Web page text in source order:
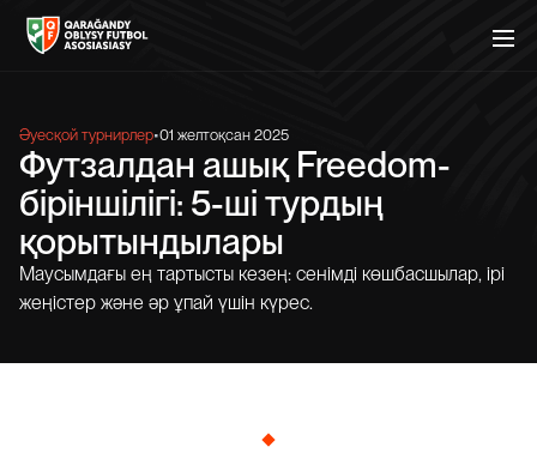
Әуесқой турнирлер•01 желтоқсан 2025
Футзалдан ашық Freedom-
біріншілігі: 5-ші турдың
қорытындылары
Маусымдағы ең тартысты кезең: сенімді көшбасшылар, ірі
жеңістер және әр ұпай үшін күрес.